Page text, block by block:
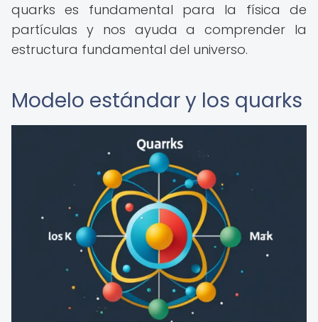
quarks es fundamental para la física de
partículas y nos ayuda a comprender la
estructura fundamental del universo.
Modelo estándar y los quarks